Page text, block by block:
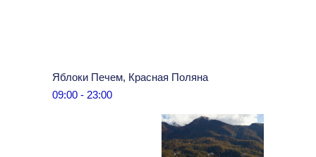
09:00 - 23:00
Яблоки Печем, Красная Поляна